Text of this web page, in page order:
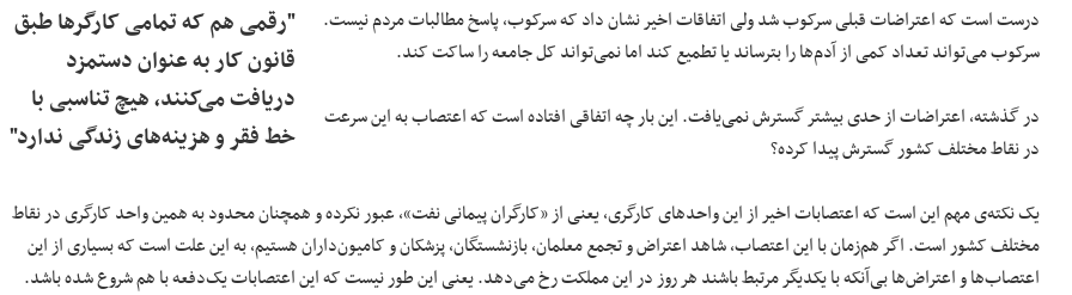
"رقمی هم که تمامی کارگرها طبق
قانون کار به عنوان دستمزد
دریافت می‌کنند، هیچ تناسبی با
خط فقر و هزینه‌های زندگی ندارد"
درست است که اعتراضات قبلی سرکوب شد ولی اتفاقات اخیر نشان داد که سرکوب، پاسخ مطالبات مردم نیست.
سرکوب می‌تواند تعداد کمی از آدم‌ها را بترساند یا تطمیع کند اما نمی‌تواند کل جامعه را ساکت کند.
در گذشته، اعتراضات از حدی بیشتر گسترش نمی‌یافت. این بار چه اتفاقی افتاده است که اعتصاب به این سرعت
در نقاط مختلف کشور گسترش پیدا کرده؟
یک نکته‌ی مهم این است که اعتصابات اخیر از این واحدهای کارگری، یعنی از «کارگران پیمانی نفت»، عبور نکرده و همچنان محدود به همین واحد کارگری در نقاط
مختلف کشور است. اگر هم‌زمان با این اعتصاب، شاهد اعتراض و تجمع‌ معلمان، بازنشستگان، پزشکان و کامیون‌داران هستیم، به این علت است که بسیاری از این
اعتصاب‌ها و اعتراض‌ها بی‌آنکه با یکدیگر مرتبط باشند هر روز در این مملکت رخ می‌دهد. یعنی این‌ طور نیست که این اعتصابات یک‌دفعه با هم شروع شده باشد.